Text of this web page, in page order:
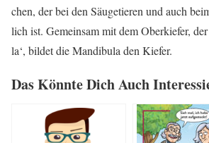
chen, der bei den Säu­ge­tie­ren und auch
lich ist. Gemein­sam mit dem Ober­kie­fer,
la‘, bil­det die Man­di­bu­la den Kiefer.
Das Könn­te Dich Auch